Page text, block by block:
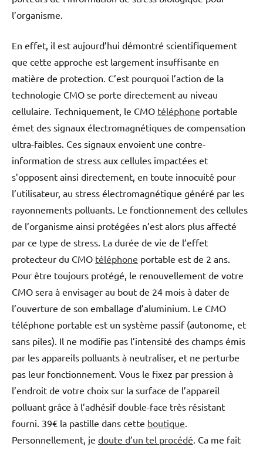
l’organisme.
En effet, il est aujourd’hui démontré scientifiquement
que cette approche est largement insuffisante en
matière de protection. C’est pourquoi l’action de la
technologie CMO se porte directement au niveau
cellulaire. Techniquement, le CMO téléphone portable
émet des signaux électromagnétiques de compensation
ultra-faibles. Ces signaux envoient une contre-
information de stress aux cellules impactées et
s’opposent ainsi directement, en toute innocuité pour
l’utilisateur, au stress électromagnétique généré par les
rayonnements polluants. Le fonctionnement des cellules
de l’organisme ainsi protégées n’est alors plus affecté
par ce type de stress. La durée de vie de l’effet
protecteur du CMO téléphone portable est de 2 ans.
Pour être toujours protégé, le renouvellement de votre
CMO sera à envisager au bout de 24 mois à dater de
l’ouverture de son emballage d’aluminium. Le CMO
téléphone portable est un système passif (autonome, et
sans piles). Il ne modifie pas l’intensité des champs émis
par les appareils polluants à neutraliser, et ne perturbe
pas leur fonctionnement. Vous le fixez par pression à
l’endroit de votre choix sur la surface de l’appareil
polluant grâce à l’adhésif double-face très résistant
fourni. 39€ la pastille dans cette boutique
Personnellement, je doute d’un tel procédé . Ca me fait